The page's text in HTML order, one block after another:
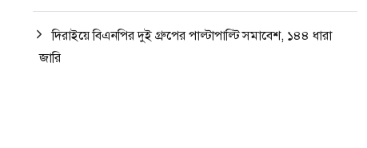
দিরাইয়ে বিএনপির দুই গ্রুপের পাল্টাপাল্টি সমাবেশ, ১৪৪ ধারা
জারি